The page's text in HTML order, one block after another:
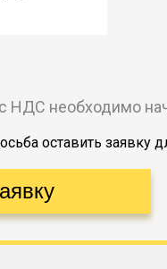
НДС необходимо
оставить заявку